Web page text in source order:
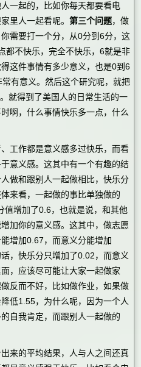
一起的，比如你每天都要看电
里人一起看呢。 第三个问题，做
需要打一个分，从0分到6分，这
都不快乐，完全不快乐，6就是非
这件事情有多少意义，也是0到6
有意义。然后这个研究呢，就把
就得到了美国人的日常生活的一
啊，什么事情快乐多一点，什么
作都是意义感多过快乐，而看
意义感。这其中有一个有趣的结
做和跟别人一起做相比，快乐分
来看，一起做的事比单独做的
值增加了0.6，也就是说，和其他
加你的意义感。这其中，做志愿
增加0.67，而意义分能增加
，快乐分只增加了0.02，而意义
，应该尽可能让大家一起做家
反而不好，比如做作业，如果做
低1.55，为什么呢，因为一个人
自我肯定，而跟别人一起做的
的平均结果，人与人之间还真